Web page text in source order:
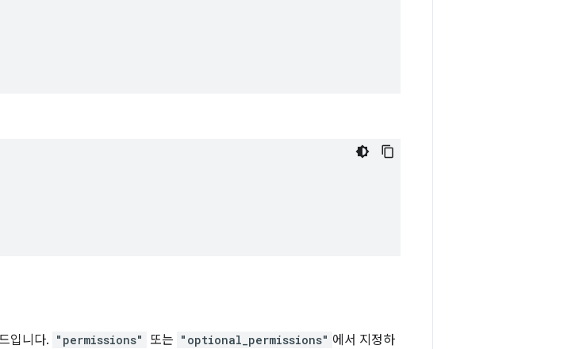
입니다. "permissions" 또는 "optional_permissions" 에서 지정하